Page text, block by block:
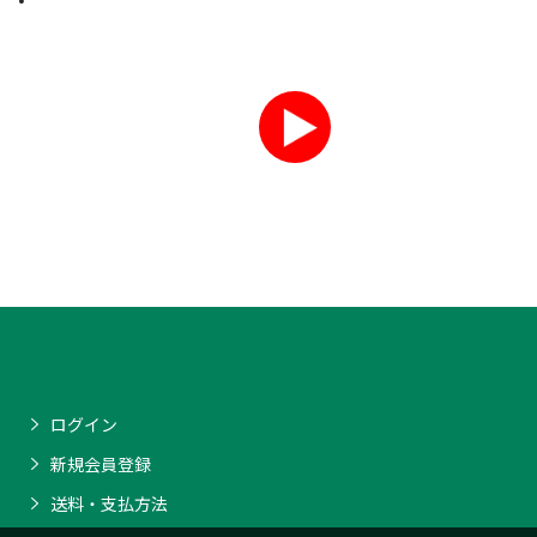
ログイン
新規会員登録
送料・支払方法